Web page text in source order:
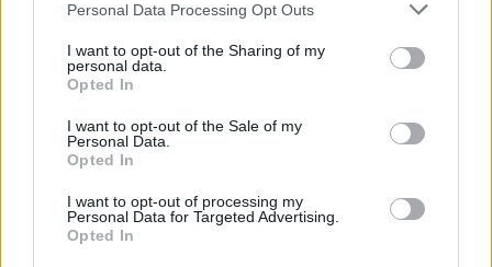
Please note that this website/app uses one or more Google
not limited to your visit or usage behaviour. You may click to
grant or deny consent to Google and its third-party tags to
use your data for below specified purposes in below Google
consent section.
Personal Data Processing Opt Outs
I want to opt-out of the Sharing of my
personal data.
Opted In
I want to opt-out of the Sale of my
Personal Data.
Opted In
I want to opt-out of processing my
Personal Data for Targeted Advertising.
Opted In
AZ ÉV EMBERE #EXTRA VIDEÓK #
NEMZETKÖZI ŰRÁLLOMÁS #ŰRHAJÓS VILÁGŰR
Népszerű